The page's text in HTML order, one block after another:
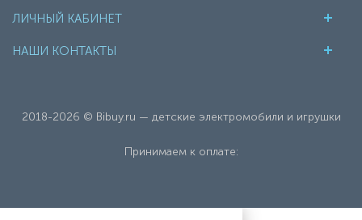
ЛИЧНЫЙ КАБИНЕТ
НАШИ КОНТАКТЫ
2018-2026 © Bibuy.ru — детские электромобили и игрушки
Принимаем к оплате: